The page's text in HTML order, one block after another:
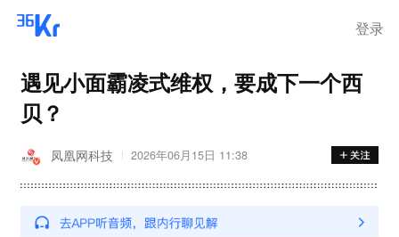
登录
遇见小面霸凌式维权，要成下一个西
贝？
凤凰网科技 2026年06月15日 11:38